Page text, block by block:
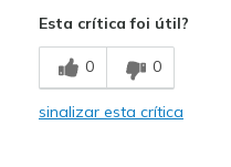
Stylish
Melhores utilizações
Going Out
Esta crítica foi útil?
0 0
sinalizar esta crítica